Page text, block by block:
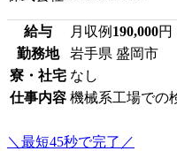
給与 月収例 190,000円
勤務地
岩手県 盛岡市
寮・社宅 なし
仕事内容 機械系工場での
＼最短45秒で完了／